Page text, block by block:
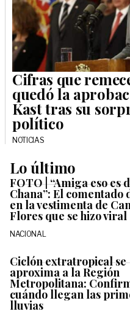
Cifras que
quedó la
Kast tras su
político
NOTICIAS
Lo último
FOTO | “Amiga eso es
Chana”: El comentado
en la vestimenta de
Flores que se hizo viral
NACIONAL
Ciclón extratropical se
aproxima a la Región
Metropolitana:
cuándo llegan las
lluvias